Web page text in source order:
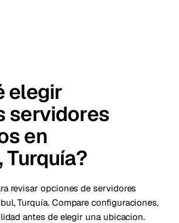
elegir
servidores
en
revisar opciones de servidores
Turquía. Compare configuraciones,
antes de elegir una ubicacion.